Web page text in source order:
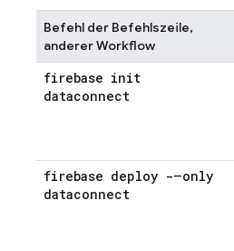
Befehl der Befehlszeile,
anderer Workflow
firebase init
dataconnect
firebase deploy -–only
dataconnect